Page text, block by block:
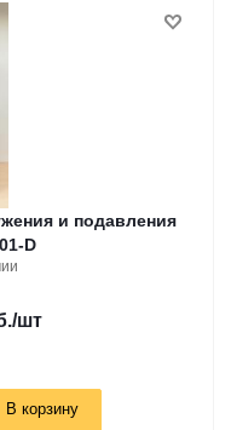
и подавления
D
/шт
В корзину